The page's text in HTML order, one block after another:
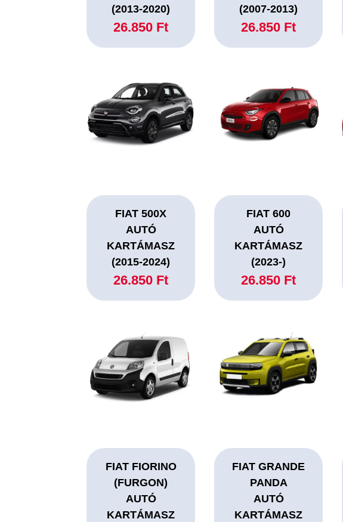
(2013-2020)
26.850 Ft
(2007-2013)
26.850 Ft
FIAT 500X
AUTÓ
KARTÁMASZ
(2015-2024)
26.850 Ft
FIAT 600
AUTÓ
KARTÁMASZ
(2023-)
26.850 Ft
FIAT FIORINO
(FURGON)
AUTÓ
KARTÁMASZ
FIAT GRANDE
PANDA
AUTÓ
KARTÁMASZ